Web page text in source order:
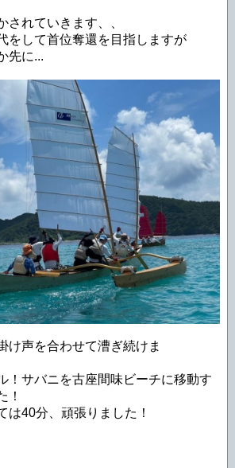
されていきます、、
をして首位奪還を目指しますが
先に...
け声を合わせて漕ぎ続けま
！サバニを古座間味ビーチに移動す
！
は40分、頑張りました！